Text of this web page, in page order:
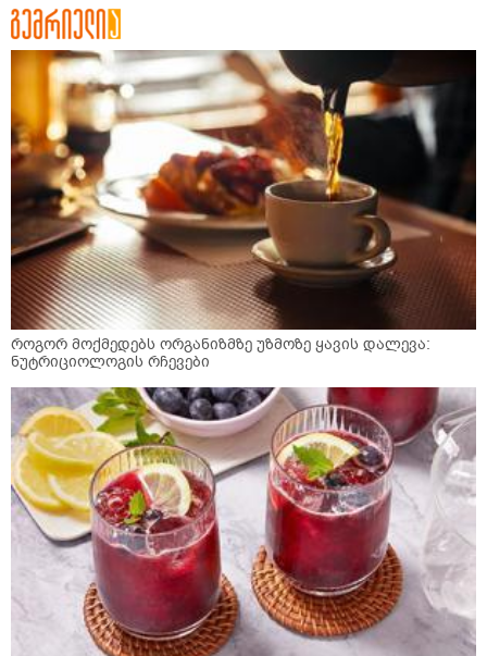
როგორ მოქმედებს ორგანიზმზე უზმოზე ყავის დალევა:
ნუტრიციოლოგის რჩევები